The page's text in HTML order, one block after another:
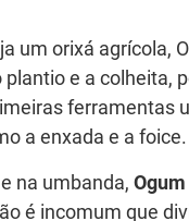
um orixá agrícola,
e a colheita,
ferramentas
a enxada e a foice.
na umbanda,
é incomum que